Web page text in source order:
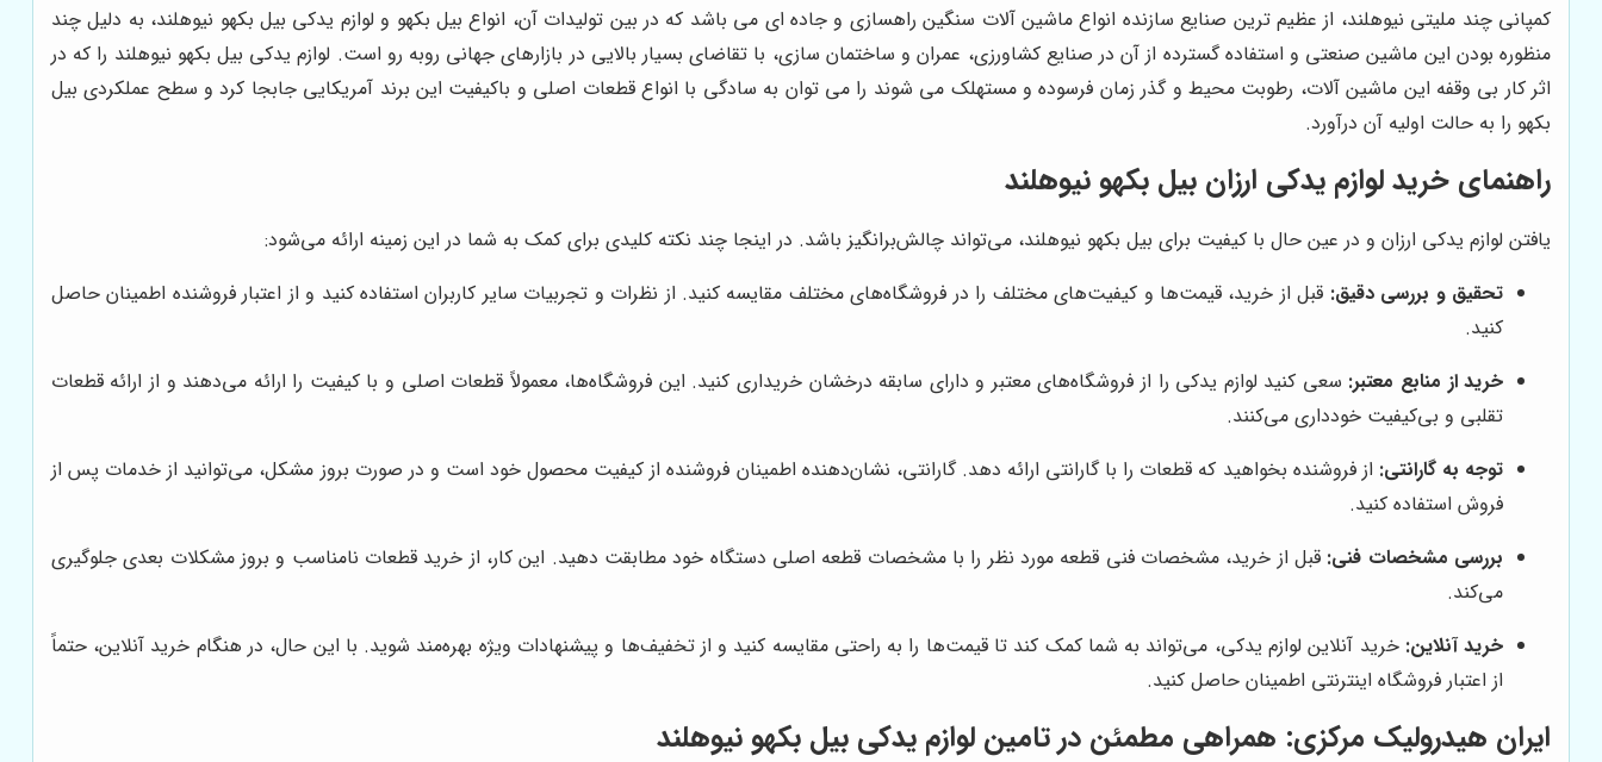
کمپانی چند ملیتی نیوهلند، از عظیم ترین صنایع سازنده انواع ماشین آلات سنگین راهسازی و جاده ای می باشد که در بین تولیدات آن، انواع بیل بکهو و لوازم یدکی بیل بکهو نیوهلند، به دلیل چند
منظوره بودن این ماشین صنعتی و استفاده گسترده از آن در صنایع کشاورزی، عمران و ساختمان سازی، با تقاضای بسیار بالایی در بازارهای جهانی روبه رو است. لوازم یدکی بیل بکهو نیوهلند را که در
اثر کار بی وقفه این ماشین آلات، رطوبت محیط و گذر زمان فرسوده و مستهلک می شوند را می توان به سادگی با انواع قطعات اصلی و باکیفیت این برند آمریکایی جابجا کرد و سطح عملکردی بیل
بکهو را به حالت اولیه آن درآورد.
راهنمای خرید لوازم یدکی ارزان بیل بکهو نیوهلند
یافتن لوازم یدکی ارزان و در عین حال با کیفیت برای بیل بکهو نیوهلند، می‌تواند چالش‌برانگیز باشد. در اینجا چند نکته کلیدی برای کمک به شما در این زمینه ارائه می‌شود:
تحقیق و بررسی دقیق: قبل از خرید، قیمت‌ها و کیفیت‌های مختلف را در فروشگاه‌های مختلف مقایسه کنید. از نظرات و تجربیات سایر کاربران استفاده کنید و از اعتبار فروشنده اطمینان حاصل
کنید.
خرید از منابع معتبر: سعی کنید لوازم یدکی را از فروشگاه‌های معتبر و دارای سابقه درخشان خریداری کنید. این فروشگاه‌ها، معمولاً قطعات اصلی و با کیفیت را ارائه می‌دهند و از ارائه قطعات
تقلبی و بی‌کیفیت خودداری می‌کنند.
توجه به گارانتی: از فروشنده بخواهید که قطعات را با گارانتی ارائه دهد. گارانتی، نشان‌دهنده اطمینان فروشنده از کیفیت محصول خود است و در صورت بروز مشکل، می‌توانید از خدمات پس از
فروش استفاده کنید.
بررسی مشخصات فنی: قبل از خرید، مشخصات فنی قطعه مورد نظر را با مشخصات قطعه اصلی دستگاه خود مطابقت دهید. این کار، از خرید قطعات نامناسب و بروز مشکلات بعدی جلوگیری
می‌کند.
خرید آنلاین: خرید آنلاین لوازم یدکی، می‌تواند به شما کمک کند تا قیمت‌ها را به راحتی مقایسه کنید و از تخفیف‌ها و پیشنهادات ویژه بهره‌مند شوید. با این حال، در هنگام خرید آنلاین، حتماً
از اعتبار فروشگاه اینترنتی اطمینان حاصل کنید.
ایران هیدرولیک مرکزی: همراهی مطمئن در تامین لوازم یدکی بیل بکهو نیوهلند